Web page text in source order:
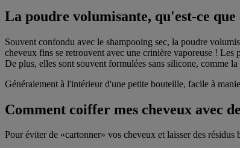
La poudre volumisante, qu'est-ce que
Souvent confondu avec le shampooing sec, la poudre
cheveux fins se retrouvent avec une crinière vaporeuse !
De plus, elles sont souvent formulées sans silicone, comme
Généralement à l'intérieur d'une petite bouteille, facile à
Comment coiffer mes cheveux avec
Pour éviter de «cartonner» vos cheveux et laisser des